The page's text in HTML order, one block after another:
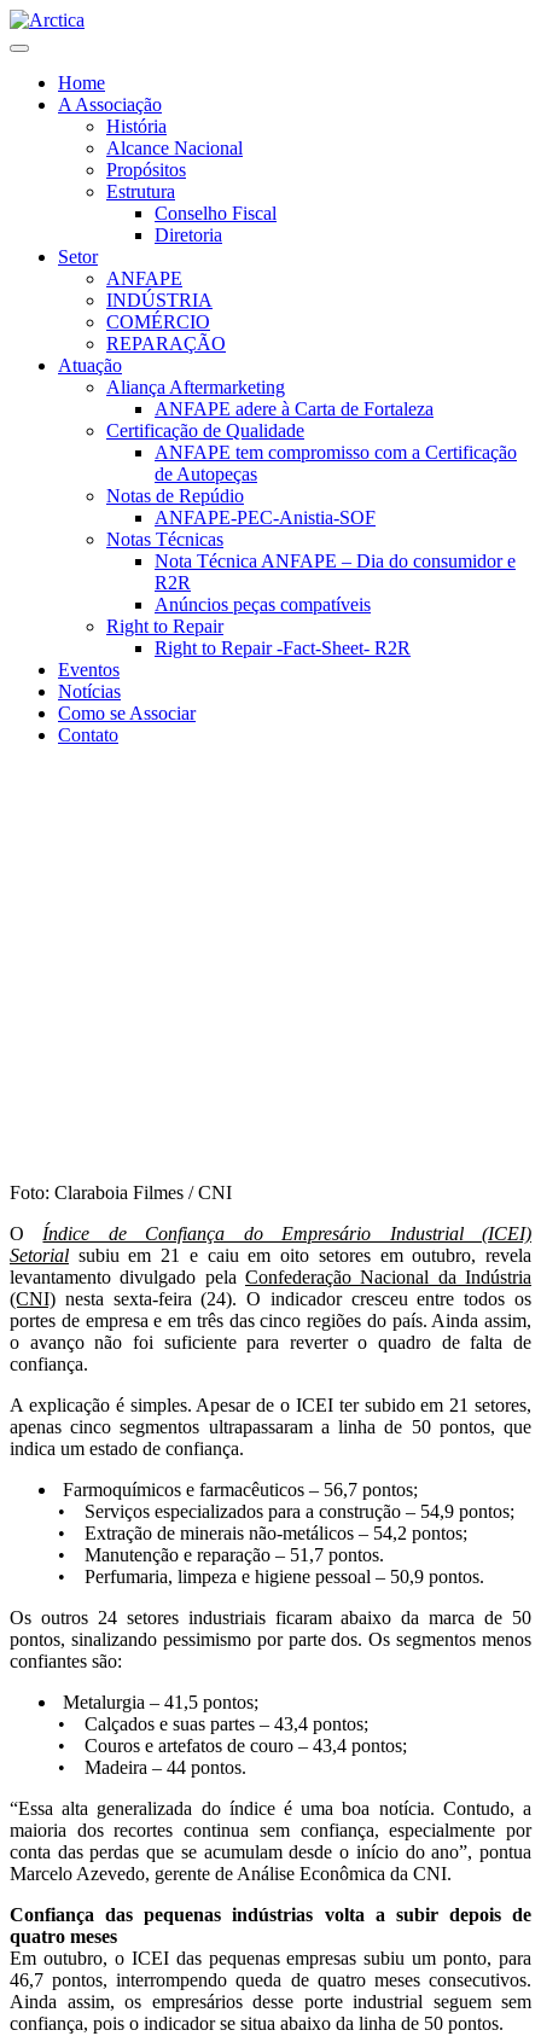
Home
A Associação
História
Alcance Nacional
Propósitos
Estrutura
Conselho Fiscal
Diretoria
Setor
ANFAPE
INDÚSTRIA
COMÉRCIO
REPARAÇÃO
Atuação
Aliança Aftermarketing
ANFAPE adere à Carta de Fortaleza
Certificação de Qualidade
ANFAPE tem compromisso com a Certificação
de Autopeças
Notas de Repúdio
ANFAPE-PEC-Anistia-SOF
Notas Técnicas
Nota Técnica ANFAPE – Dia do consumidor e
R2R
Anúncios peças compatíveis
Right to Repair
Right to Repair -Fact-Sheet- R2R
Eventos
Notícias
Como se Associar
Contato
Foto: Claraboia Filmes / CNI
O Índice de Confiança do Empresário Industrial (ICEI)
Setorial subiu em 21 e caiu em oito setores em outubro, revela
levantamento divulgado pela Confederação Nacional da Indústria
(CNI) nesta sexta-feira (24). O indicador cresceu entre todos os
portes de empresa e em três das cinco regiões do país. Ainda assim,
o avanço não foi suficiente para reverter o quadro de falta de
confiança.
A explicação é simples. Apesar de o ICEI ter subido em 21 setores,
apenas cinco segmentos ultrapassaram a linha de 50 pontos, que
indica um estado de confiança.
Farmoquímicos e farmacêuticos – 56,7 pontos;
• Serviços especializados para a construção – 54,9 pontos;
• Extração de minerais não-metálicos – 54,2 pontos;
• Manutenção e reparação – 51,7 pontos.
• Perfumaria, limpeza e higiene pessoal – 50,9 pontos.
Os outros 24 setores industriais ficaram abaixo da marca de 50
pontos, sinalizando pessimismo por parte dos. Os segmentos menos
confiantes são:
Metalurgia – 41,5 pontos;
• Calçados e suas partes – 43,4 pontos;
• Couros e artefatos de couro – 43,4 pontos;
• Madeira – 44 pontos.
“Essa alta generalizada do índice é uma boa notícia. Contudo, a
maioria dos recortes continua sem confiança, especialmente por
conta das perdas que se acumulam desde o início do ano”, pontua
Marcelo Azevedo, gerente de Análise Econômica da CNI.
Confiança das pequenas indústrias volta a subir depois de
quatro meses
Em outubro, o ICEI das pequenas empresas subiu um ponto, para
46,7 pontos, interrompendo queda de quatro meses consecutivos.
Ainda assim, os empresários desse porte industrial seguem sem
confiança, pois o indicador se situa abaixo da linha de 50 pontos.